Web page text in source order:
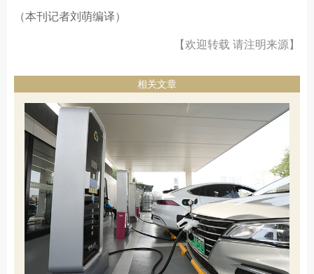
（本刊记者刘萌编译）
【欢迎转载 请注明来源】
相关文章